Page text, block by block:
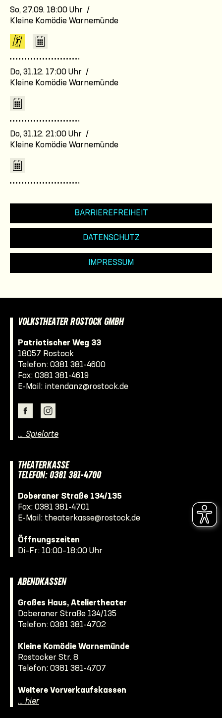
So, 27.09. 18:00 Uhr /
Kleine Komödie Warnemünde
Do, 31.12. 17:00 Uhr /
Kleine Komödie Warnemünde
Do, 31.12. 21:00 Uhr /
Kleine Komödie Warnemünde
BARRIEREFREIHEIT
DATENSCHUTZ
IMPRESSUM
VOLKSTHEATER ROSTOCK GMBH
Patriotischer Weg 33
18057 Rostock
Telefon: 0381 381-4600
Fax: 0381 381-4619
E-Mail: intendanz@rostock.de
… Spielorte
THEATERKASSE
TELEFON: 0381 381-4700
Doberaner Straße 134/135
Fax: 0381 381-4701
E-Mail: theaterkasse@rostock.de
Öffnungszeiten
Di–Fr: 10:00–18:00 Uhr
ABENDKASSEN
Großes Haus, Ateliertheater
Doberaner Straße 134/135
Telefon: 0381 381-4702
Kleine Komödie Warnemünde
Rostocker Str. 8
Telefon: 0381 381-4707
Weitere Vorverkaufskassen
… hier